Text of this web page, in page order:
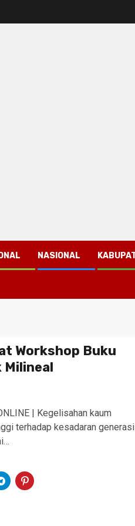
NASIONAL
Workshop Buku
Milineal
| Kegelisahan kaum
terhadap kesadaran generasi